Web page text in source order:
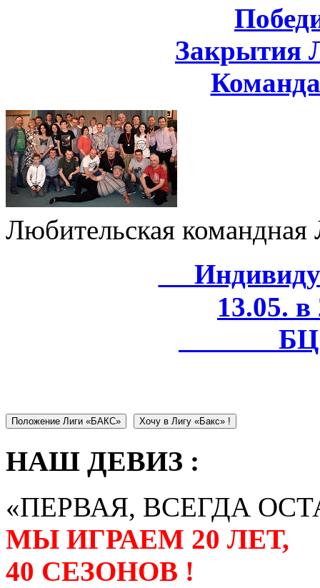
Закрытия
Любительская
13.05.
БЦ
Положение Лиги «БАКС» Хочу в Лигу «Бакс» !
НАШ ДЕВИЗ :
«ПЕРВАЯ, ВСЕГДА
МЫ ИГРАЕМ 20 ЛЕТ,
40 СЕЗОНОВ !